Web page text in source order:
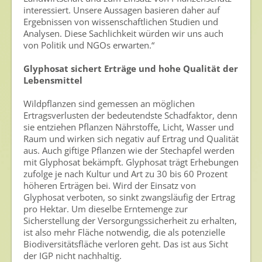
Die IGP
Zum Verband
Ansprechpersonen
Presse
Pressemitteilungen
Pressebilder
Pressemappe
Pressekontakt
Mediathek
News
interessiert. Unsere Aussagen basieren daher auf
Ergebnissen von wissenschaftlichen Studien und
Analysen. Diese Sachlichkeit würden wir uns auch
von Politik und NGOs erwarten.“
Glyphosat sichert Erträge und hohe Qualität der
Lebensmittel
Wildpflanzen sind gemessen an möglichen
Ertragsverlusten der bedeutendste Schadfaktor, denn
sie entziehen Pflanzen Nährstoffe, Licht, Wasser und
Raum und wirken sich negativ auf Ertrag und Qualität
aus. Auch giftige Pflanzen wie der Stechapfel werden
mit Glyphosat bekämpft. Glyphosat trägt Erhebungen
zufolge je nach Kultur und Art zu 30 bis 60 Prozent
höheren Erträgen bei. Wird der Einsatz von
Glyphosat verboten, so sinkt zwangsläufig der Ertrag
pro Hektar. Um dieselbe Erntemenge zur
Sicherstellung der Versorgungssicherheit zu erhalten,
ist also mehr Fläche notwendig, die als potenzielle
Biodiversitätsfläche verloren geht. Das ist aus Sicht
der IGP nicht nachhaltig.